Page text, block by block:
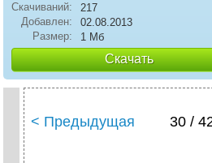
Скачиваний:
217
Добавлен:
02.08.2013
Размер:
1 Мб
Скачать
< Предыдущая 30 /